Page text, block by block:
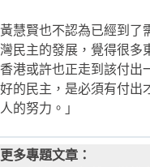
黃慧賢也不認為已經到了
灣民主的發展，覺得很多
香港或許也正走到該付出
好的民主，是必須有付出
人的努力。」
更多專題文章：